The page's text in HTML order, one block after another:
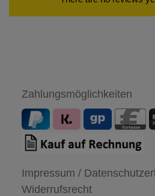
Zahlungsmöglichkeiten
Impressum /
Widerrufsrecht